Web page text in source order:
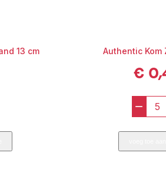
13 cm Authentic Kom
€
-